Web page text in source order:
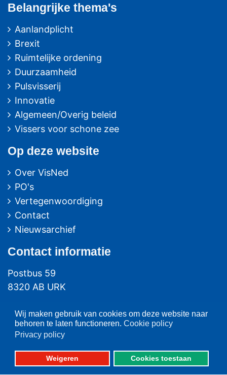
Wij maken gebruik van cookies om deze website naar
behoren te laten functioneren. Cookie policy
Privacy policy
Weigeren Cookies toestaan
Belangrijke thema's
Aanlandplicht
Brexit
Ruimtelijke ordening
Duurzaamheid
Pulsvisserij
Innovatie
Algemeen/Overig beleid
Vissers voor schone zee
Op deze website
Over VisNed
PO's
Vertegenwoordiging
Contact
Nieuwsarchief
Contact informatie
Postbus 59
8320 AB URK
Bezoekadres:
Vlaak 12 URK
Fax: 0527-684166